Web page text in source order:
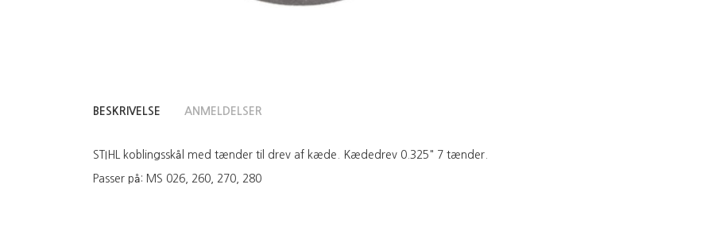
BESKRIVELSE ANMELDELSER
STIHL koblingsskål med tænder til drev af kæde. Kædedrev 0.325" 7 tænder.
Passer på: MS 026, 260, 270, 280